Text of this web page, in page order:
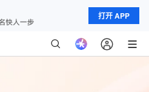
打开 APP